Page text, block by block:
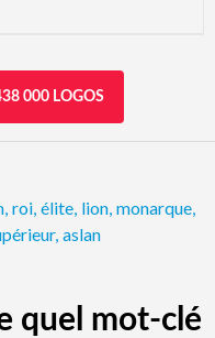
000 LOGOS
roi élite lion monarque
, aslan
quel mot-clé